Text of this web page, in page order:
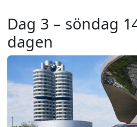
Dag 3 – söndag
dagen